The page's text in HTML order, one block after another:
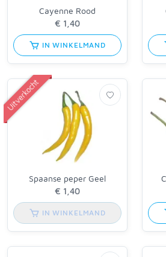
Cayenne Rood
IN WINKELMAND
Uitverkocht
Spaanse peper Geel
IN WINKELMAND